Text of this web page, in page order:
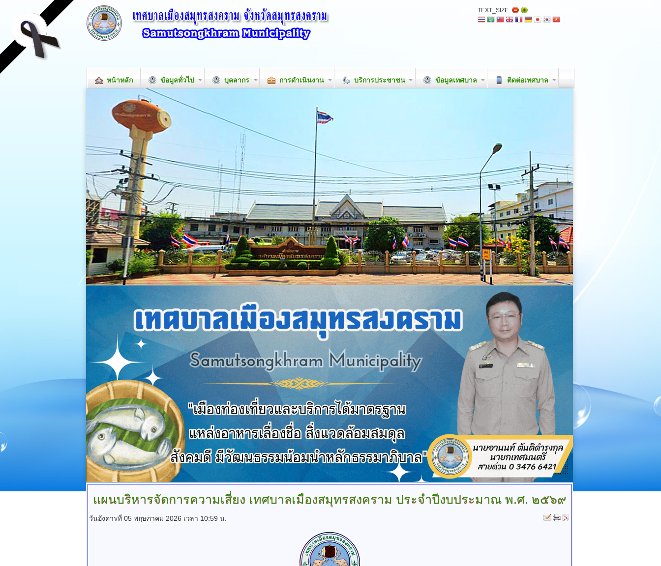
TEXT_SIZE
หน้าหลัก ข้อมูลทั่วไป บุคลากร การดำเนินงาน บริการประชาชน ข้อมูลเทศบาล ติดต่อเทศบาล
แผนบริหารจัดการความเสี่ยง เทศบาลเมืองสมุทรสงคราม ประจำปีงบประมาณ พ.ศ. ๒๕๖๙
วันอังคารที่ 05 พฤษภาคม 2026 เวลา 10:59 น.